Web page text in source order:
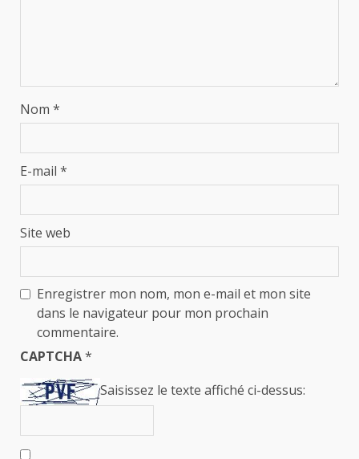
Nom *
E-mail *
Site web
Enregistrer mon nom, mon e-mail et mon site
dans le navigateur pour mon prochain
commentaire.
CAPTCHA*
Saisissez le texte affiché ci-dessus: